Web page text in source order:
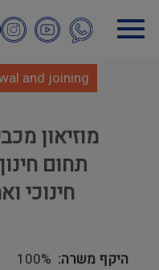
and joining
מוזיאון
תחום
חינוכי
היקף משרה 100%